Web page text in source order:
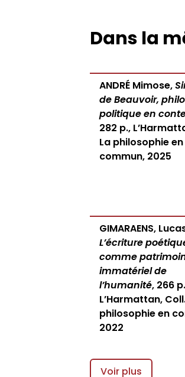
Dans la
ANDRÉ Mimose,
de Beauvoir,
politique en
282 p.,
La philosophie en
commun, 2025
GIMARAENS,
L’écriture
comme
immatériel de
l’humanité, 266
L’Harmattan,
philosophie en
2022
Voir plus